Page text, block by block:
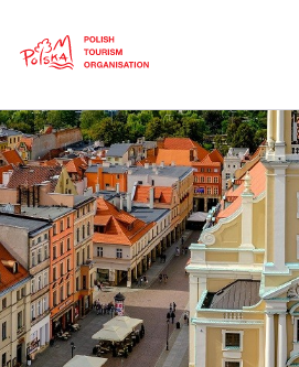
Polski
Česká 中国
Dansk
Español
Italiano
Nederlands 日本語